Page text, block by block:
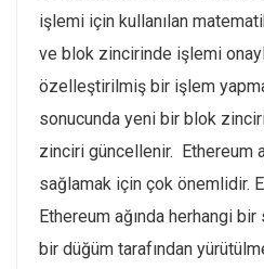
işlemi için kullanılan
ve blok zincirinde işlemi
özelleştirilmiş bir işlem
sonucunda yeni bir blok
zinciri güncellenir. Ethereum
sağlamak için çok önemlidir.
Ethereum ağında herhangi
bir düğüm tarafından